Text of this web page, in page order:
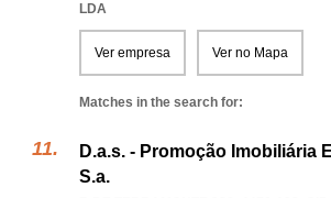
LDA
Ver empresa Ver no Mapa
Matches in the search for:
D.a.s. - Promoção Imobiliária
S.a.